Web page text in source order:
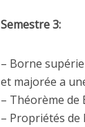
Semestre 3:
– Borne
et majorée a
– Théorème
– Propriétés